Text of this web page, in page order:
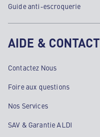
Guide anti-escroquerie
AIDE & CONTACT
Contactez Nous
Foire aux questions
Nos Services
SAV & Garantie ALDI